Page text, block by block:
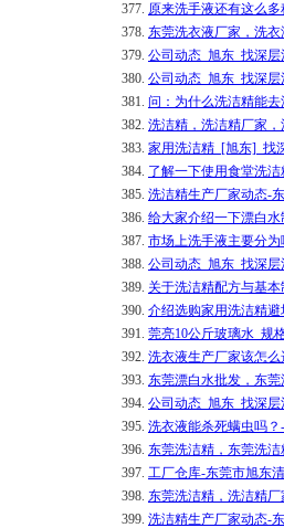
377. 原来洗手液还有这么
378. 东莞洗衣液厂家，洗
379. 公司动态_旭东_找深
380. 公司动态_旭东_找深
381. 问：为什么洗洁精能
382. 洗洁精，洗洁精厂家
383. 家用洗洁精_[旭东]_找
384. 了解一下使用食堂洗
385. 洗洁精生产厂家动态-
386. 给大家介绍一下漂白
387. 市场上洗手液主要分
388. 公司动态_旭东_找深
389. 关于洗洁精配方与基
390. 介绍选购家用洗洁精
391. 莞亮10公斤玻璃水_规
392. 洗衣液生产厂家该怎
393. 东莞漂白水批发，东
394. 公司动态_旭东_找深
395. 洗衣液能杀死螨虫吗
396. 东莞洗洁精，东莞洗
397. 工厂仓库-东莞市旭东
398. 东莞洗洁精，洗洁精
399. 洗洁精生产厂家动态-